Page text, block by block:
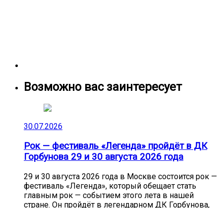
Возможно вас заинтересует
30.07.2026
Рок — фестиваль «Легенда» пройдёт в ДК
Горбунова 29 и 30 августа 2026 года
29 и 30 августа 2026 года в Москве состоится рок —
фестиваль «Легенда», который обещает стать
главным рок — событием этого лета в нашей
стране. Он пройдёт в легендарном ДК Горбунова,